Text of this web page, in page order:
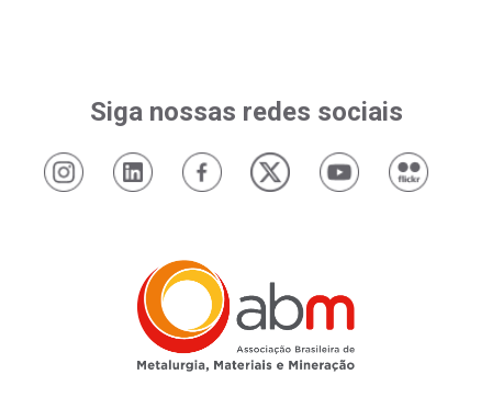
Siga nossas redes sociais